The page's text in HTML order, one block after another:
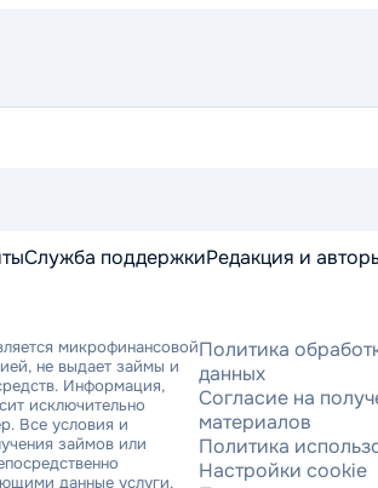
Служба поддержкиРедакция и
микрофинансовой
не выдает займы и
Информация,
исключительно
Все условия и
займов или
данные услуги.
Политика
данных
Согласие на
материалов
Политика
Настройки cookie